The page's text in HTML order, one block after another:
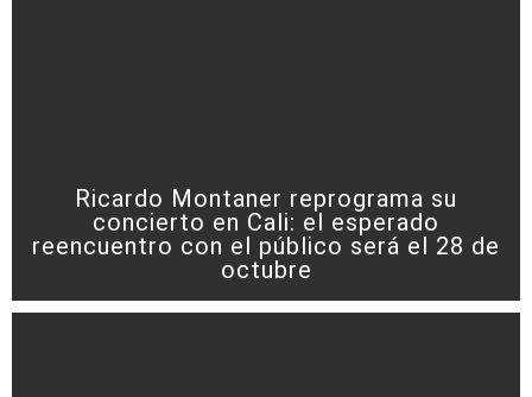
Ricardo Montaner reprograma su
concierto en Cali: el esperado
reencuentro con el público será el 28 de
octubre